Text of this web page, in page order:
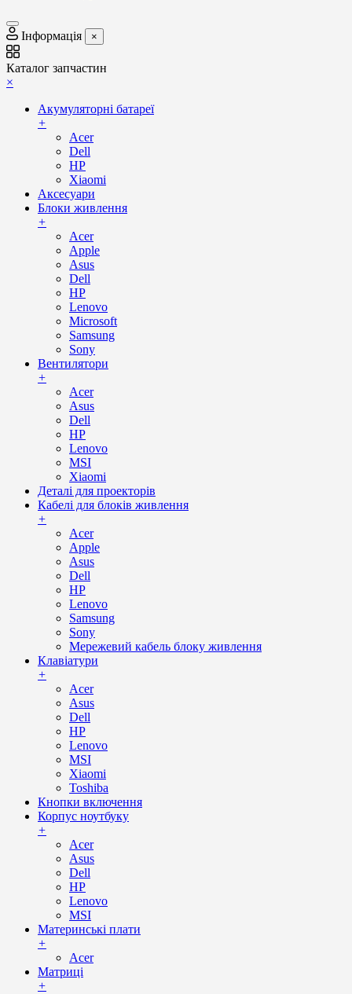
Інформація ×
Каталог запчастин
×
Акумуляторні батареї
+
Acer
Dell
HP
Xiaomi
Аксесуари
Блоки живлення
+
Acer
Apple
Asus
Dell
HP
Lenovo
Microsoft
Samsung
Sony
Вентилятори
+
Acer
Asus
Dell
HP
Lenovo
MSI
Xiaomi
Деталі для проекторів
Кабелі для блоків живлення
+
Acer
Apple
Asus
Dell
HP
Lenovo
Samsung
Sony
Мережевий кабель блоку живлення
Клавіатури
+
Acer
Asus
Dell
HP
Lenovo
MSI
Xiaomi
Toshiba
Кнопки включення
Корпус ноутбуку
+
Acer
Asus
Dell
HP
Lenovo
MSI
Материнські плати
+
Acer
Матриці
+